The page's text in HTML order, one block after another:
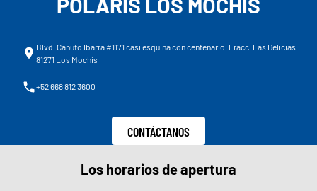
Blvd. Canuto Ibarra #1171 casi esquina con centenario. Fracc. Las Delicias
81271 Los Mochis
+52 668 812 3600
CONTÁCTANOS
Los horarios de apertura